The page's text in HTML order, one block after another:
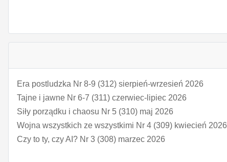
Era postludzka Nr 8-9 (312) sierpień-wrzesień 2026
Tajne i jawne Nr 6-7 (311) czerwiec-lipiec 2026
Siły porządku i chaosu Nr 5 (310) maj 2026
Wojna wszystkich ze wszystkimi Nr 4 (309) kwiecień 2026
Czy to ty, czy AI? Nr 3 (308) marzec 2026